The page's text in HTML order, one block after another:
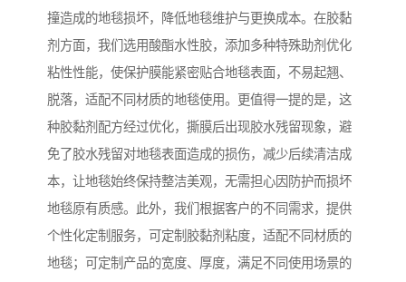
撞造成的地毯损坏，降低地毯维护与更换成本。在胶黏
剂方面，我们选用酸酯水性胶，添加多种特殊助剂优化
粘性性能，使保护膜能紧密贴合地毯表面，不易起翘、
脱落，适配不同材质的地毯使用。更值得一提的是，这
种胶黏剂配方经过优化，撕膜后出现胶水残留现象，避
免了胶水残留对地毯表面造成的损伤，减少后续清洁成
本，让地毯始终保持整洁美观，无需担心因防护而损坏
地毯原有质感。此外，我们根据客户的不同需求，提供
个性化定制服务，可定制胶黏剂粘度，适配不同材质的
地毯；可定制产品的宽度、厚度，满足不同使用场景的